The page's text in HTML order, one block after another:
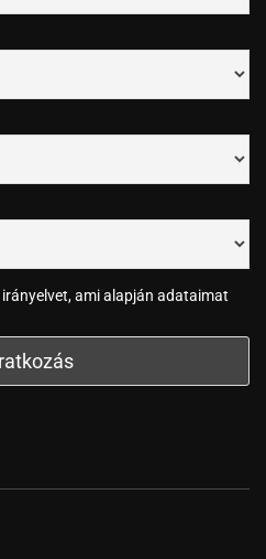
ami alapján adataimat